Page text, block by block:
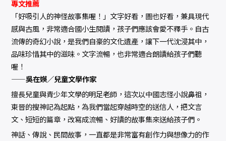
專文推薦
「好吸引人的神怪故事集喔！」文字好看，圖也好看，兼具現代
感與古風，非常適合國小生閱讀，孩子們應該會愛不釋手。自古
流傳的奇幻小說，是我們自豪的文化遺產，讓下一代沈浸其中，
品味珍惜其中的滋味。文字流暢，也非常適合朗讀給孩子們聽
喔！
——吳在媖／兒童文學作家
擅長兒童與青少年文學的明足老師，這次以中國志怪小說鼻祖，
東晉的搜神記為起點，為我們當起穿越時空的送信人，把文言
文、短短的篇章，改寫成流暢、好讀的故事集來送給孩子們。
神話、傳說、民間故事，一直都是非常富有創作力與想像力的作